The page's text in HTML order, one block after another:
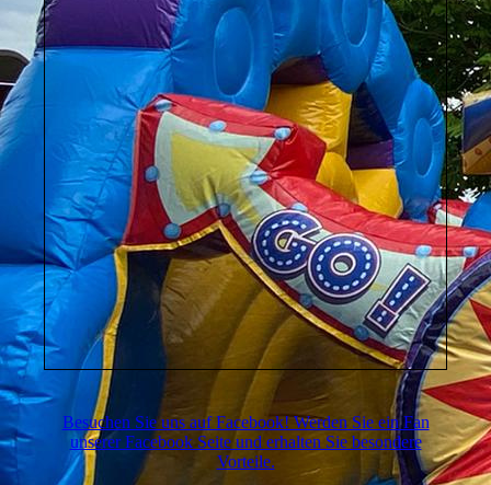
Besuchen Sie uns auf Facebook! Werden Sie ein Fan
unserer Facebook Seite und erhalten Sie besondere
Vorteile.